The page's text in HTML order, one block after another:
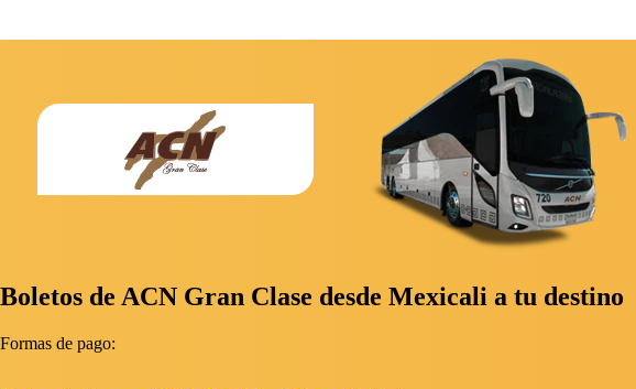
Boletos de ACN Gran Clase desde Mexicali a tu destino
Formas de pago: